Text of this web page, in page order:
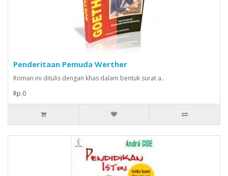
Penderitaan Pemuda Werther
Roman ini ditulis dengan khas dalam bentuk surat a..
Rp.0